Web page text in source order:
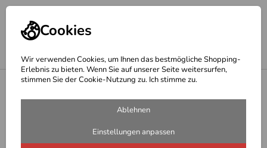
Cookies
Wir verwenden Cookies, um Ihnen das bestmögliche Shopping-
Erlebnis zu bieten. Wenn Sie auf unserer Seite weitersurfen,
stimmen Sie der Cookie-Nutzung zu. Ich stimme zu.
Ablehnen
Einstellungen anpassen
Hepco & Becker Motor Schutzbügel